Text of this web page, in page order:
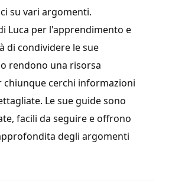
su vari argomenti.
Luca per l'apprendimento e
di condividere le sue
rendono una risorsa
chiunque cerchi informazioni
Le sue guide sono
facili da seguire e offrono
degli argomenti